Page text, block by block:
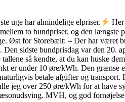
uge har almindelige elpriser.
Her
to bundpriser, og den
Øst for Storebælt: – Der har været
sidste bundprisdag var den
så kendte, at du kan huske
er under 10 øre/kWh. Den grænse
betale afgifter og
jeg over 250 øre/kWh for at have
MVH, og god